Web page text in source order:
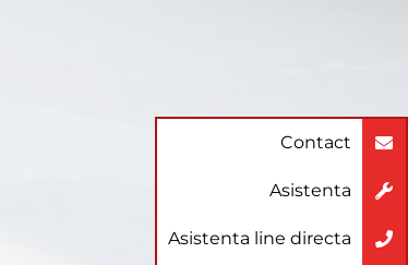
Contact
Asistenta
Asistenta line directa